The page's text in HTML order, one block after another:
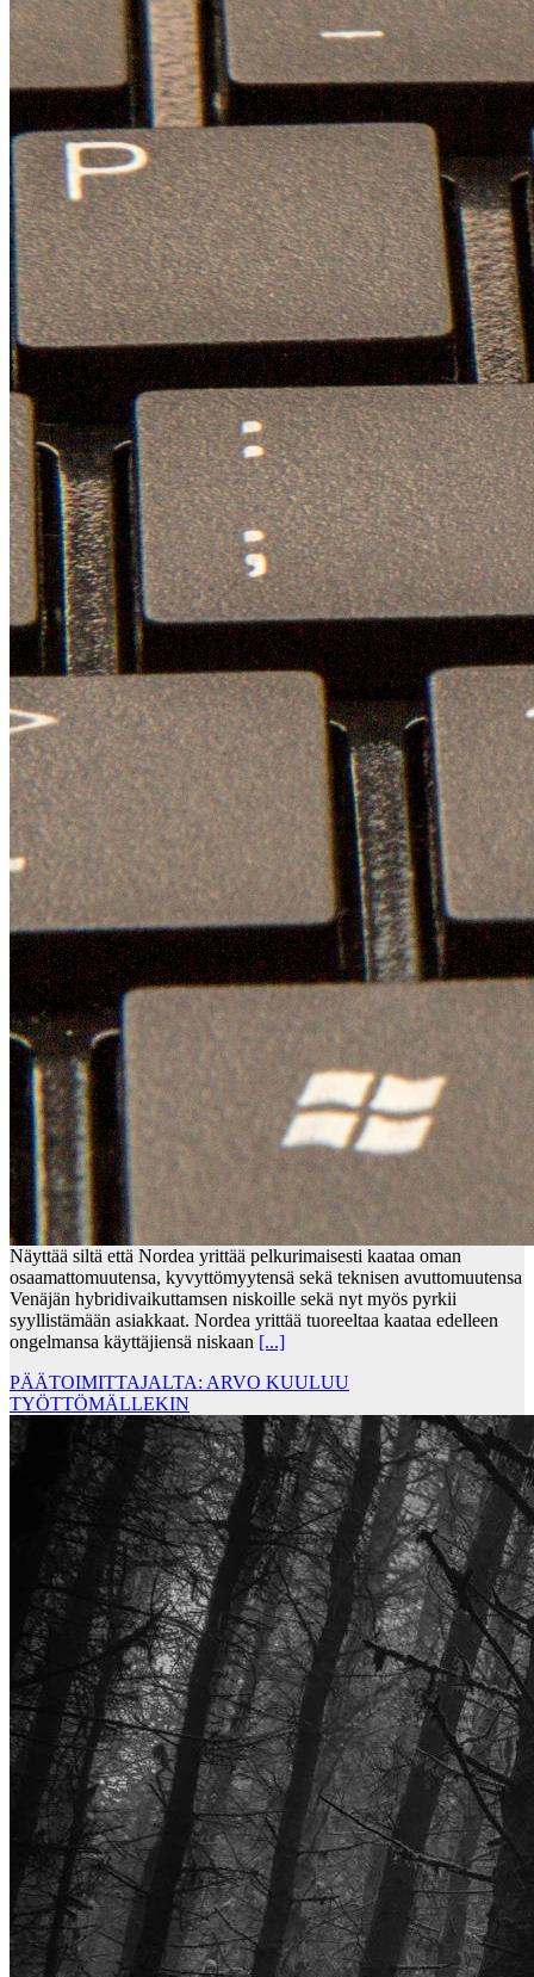
Näyttää siltä että Nordea yrittää pelkurimaisesti kaataa oman
osaamattomuutensa, kyvyttömyytensä sekä teknisen avuttomuutensa
Venäjän hybridivaikuttamsen niskoille sekä nyt myös pyrkii
syyllistämään asiakkaat. Nordea yrittää tuoreeltaa kaataa edelleen
ongelmansa käyttäjiensä niskaan [...]
PÄÄTOIMITTAJALTA: ARVO KUULUU
TYÖTTÖMÄLLEKIN